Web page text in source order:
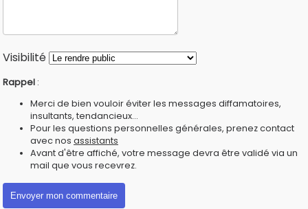
Visibilité
Rappel :
Merci de bien vouloir éviter les messages diffamatoires,
insultants, tendancieux...
Pour les questions personnelles générales, prenez contact
avec nos assistants
Avant d'être affiché, votre message devra être validé via un
mail que vous recevrez.